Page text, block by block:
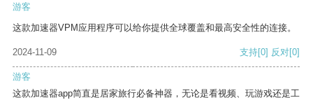
游客
这款加速器VPM应用程序可以给你提供全球覆盖和最高安全性的连接。
2024-11-09 支持[0] 反对[0]
游客
这款加速器app简直是居家旅行必备神器，无论是看视频、玩游戏还是工